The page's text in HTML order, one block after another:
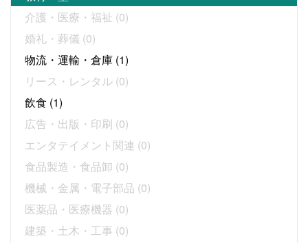
介護・医療・福祉 (0)
婚礼・葬儀 (0)
物流・運輸・倉庫 (1)
リース・レンタル (0)
飲食 (1)
広告・出版・印刷 (0)
エンタテイメント関連 (0)
食品製造・食品卸 (0)
機械・金属・電子部品 (0)
医薬品・医療機器 (0)
建築・土木・工事 (0)